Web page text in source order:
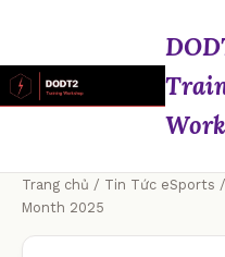
Trang chủ / Tin Tức eSports
Month 2025